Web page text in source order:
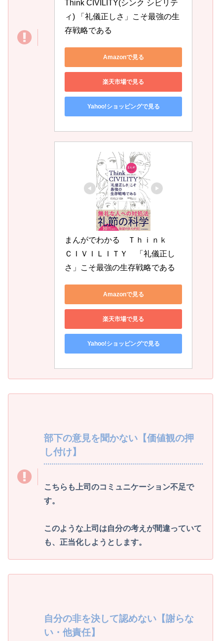
Think CIVILITY(シンク シビリテ
ィ) 「礼儀正しさ」こそ最強の生
存戦略である
Amazonで見る
楽天市場で見る
Yahoo!ショッピングで見る
まんがでわかる　Ｔｈｉｎｋ
ＣＩＶＩＬＩＴＹ　「礼儀正し
さ」こそ最強の生存戦略である
Amazonで見る
楽天市場で見る
Yahoo!ショッピングで見る
部下の意見を聞かない【価値観の押
し付け】
こちらも上司のコミュニケーション不足で
す。
このような上司は自分の考えが間違っていて
も、正当化しようとします。
自分の非を決して認めない【謝らな
い・他責任】